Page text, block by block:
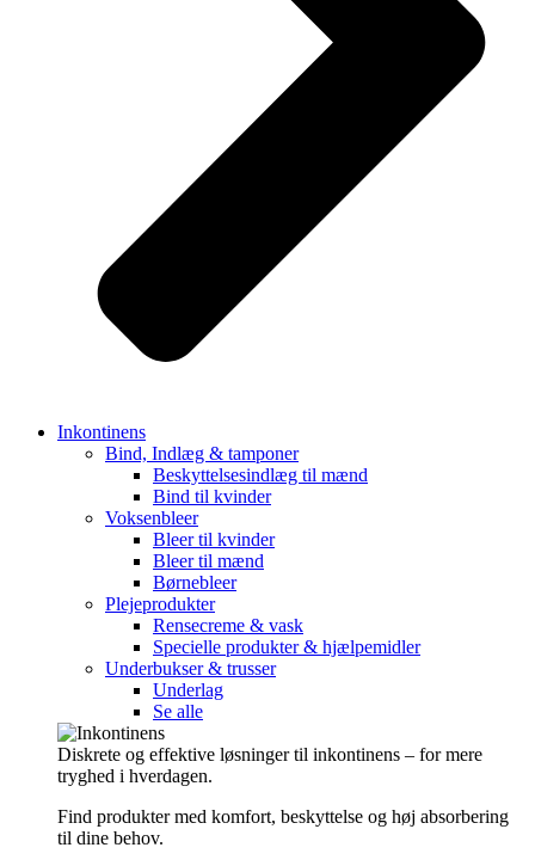
Inkontinens
Bind, Indlæg & tamponer
Beskyttelsesindlæg til mænd
Bind til kvinder
Voksenbleer
Bleer til kvinder
Bleer til mænd
Børnebleer
Plejeprodukter
Rensecreme & vask
Specielle produkter & hjælpemidler
Underbukser & trusser
Underlag
Se alle
Diskrete og effektive løsninger til inkontinens – for mere
tryghed i hverdagen.
Find produkter med komfort, beskyttelse og høj absorbering
til dine behov.